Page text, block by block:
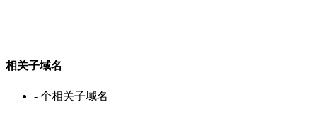
相关子域名
- 个相关子域名